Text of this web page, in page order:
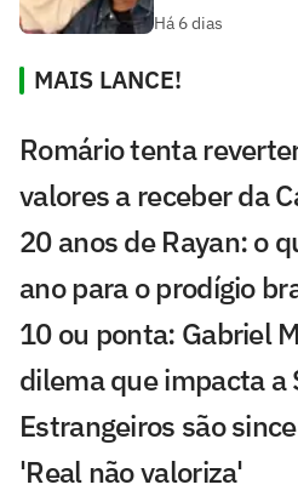
Há 6 dias
MAIS LANCE!
Romário tenta
valores a receber da
20 anos de Rayan: o
ano para o prodígio
10 ou ponta: Gabriel
dilema que impacta a
Estrangeiros são
'Real não valoriza'